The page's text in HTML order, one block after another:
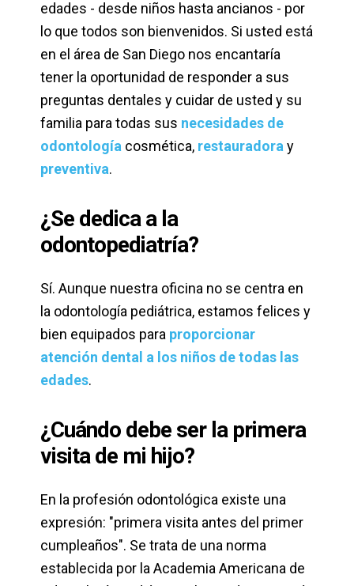
edades - desde niños hasta ancianos - por
lo que todos son bienvenidos. Si usted está
en el área de San Diego nos encantaría
tener la oportunidad de responder a sus
preguntas dentales y cuidar de usted y su
familia para todas sus necesidades de
odontología cosmética, restauradora y
preventiva.
¿Se dedica a la
odontopediatría?
Sí. Aunque nuestra oficina no se centra en
la odontología pediátrica, estamos felices y
bien equipados para proporcionar
atención dental a los niños de todas las
edades.
¿Cuándo debe ser la primera
visita de mi hijo?
En la profesión odontológica existe una
expresión: "primera visita antes del primer
cumpleaños". Se trata de una norma
establecida por la Academia Americana de